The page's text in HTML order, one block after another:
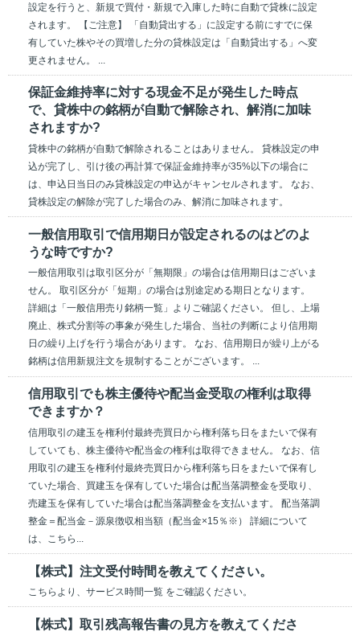
設定を行うと、新規で買付・新規で入庫した時に自動で貸株に設定
されます。 【ご注意】 「自動貸出する」に設定する前にすでに保
有していた株やその買増した分の貸株設定は「自動貸出する」へ変
更されません。 ...
保証金維持率に対する現金不足が発生した時点
で、貸株中の銘柄が自動で解除され、解消に加味
されますか?
貸株中の銘柄が自動で解除されることはありません。 貸株設定の申
込が完了し、引け後の再計算で保証金維持率が35%以下の場合に
は、申込日当日のみ貸株設定の申込がキャンセルされます。 なお、
貸株設定の解除が完了した場合のみ、解消に加味されます。
一般信用取引で信用期日が設定されるのはどのよ
うな時ですか?
一般信用取引は取引区分が「無期限」の場合は信用期日はございま
せん。 取引区分が「短期」の場合は別途定める期日となります。
詳細は「一般信用売り銘柄一覧」よりご確認ください。 但し、上場
廃止、株式分割等の事象が発生した場合、当社の判断により信用期
日の繰り上げを行う場合があります。 なお、信用期日が繰り上がる
銘柄は信用新規注文を規制することがございます。 ...
信用取引でも株主優待や配当金受取の権利は取得
できますか？
信用取引の建玉を権利付最終売買日から権利落ち日をまたいで保有
していても、株主優待や配当金の権利は取得できません。 なお、信
用取引の建玉を権利付最終売買日から権利落ち日をまたいで保有し
ていた場合、買建玉を保有していた場合は配当落調整金を受取り、
売建玉を保有していた場合は配当落調整金を支払います。 配当落調
整金＝配当金－源泉徴収相当額（配当金×15％※） 詳細について
は、こちら...
【株式】注文受付時間を教えてください。
こちらより、サービス時間一覧 をご確認ください。
【株式】取引残高報告書の見方を教えてくださ